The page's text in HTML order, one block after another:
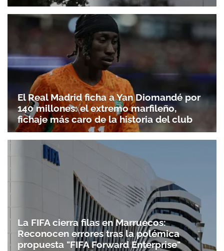
El Real Madrid ficha a Yan Diomandé por
140 millones: el extremo marfileño,
fichaje más caro de la historia del club
La FIFA cierra filas en Marruecos:
Reconocen errores tras la polémica
propuesta "FIFA Forward Enterprise"